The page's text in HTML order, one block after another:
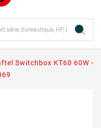
Switchbox KT60 60W -